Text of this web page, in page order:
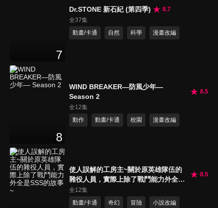
7
Dr.STONE 新石紀 (第四季)
8.7
全37集
動畫/卡通
自然 科學 漫畫改編
8
WIND BREAKER—防風少年—
Season 2
8.5
全12集
動作
動畫/卡通 校園 漫畫改編
使人誤解的工房主~關於原英雄隊伍的
雜役人員，實際上除了戰鬥能力外全是
SSS的故事~
8.5
全12集
動畫/卡通
奇幻 冒險 小說改編